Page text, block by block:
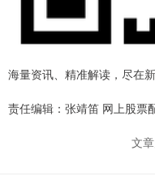
海量资讯、精准解读，尽在
责任编辑：张靖笛 网上股票
文